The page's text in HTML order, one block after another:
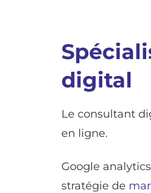
digital
Le consultant
en ligne.
Google
stratégie de